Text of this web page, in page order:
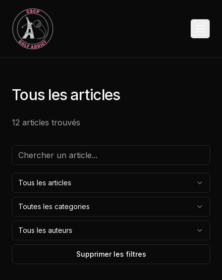
next-wp starter
Tous les articles
12 articles trouvés
Tous les articles
Toutes les categories
Tous les auteurs
Supprimer les filtres